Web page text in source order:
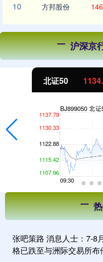
10 方邦股份
沪深京
北证50
张吧策路 消息人士：7-8
格已跌至与洲际交易所布